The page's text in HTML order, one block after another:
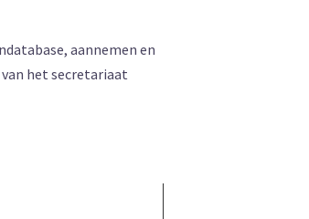
aannemen en
het secretariaat